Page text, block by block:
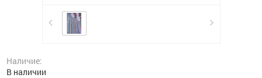
Наличие:
В наличии